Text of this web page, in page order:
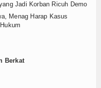
Jadi Korban Ricuh Demo
Menag Harap Kasus
Berkat